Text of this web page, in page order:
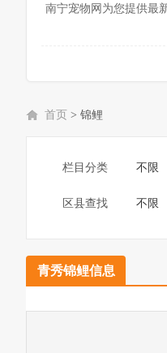
南宁宠物网为您提供最
首页 > 锦鲤
栏目分类 不限
区县查找 不限
青秀锦鲤信息